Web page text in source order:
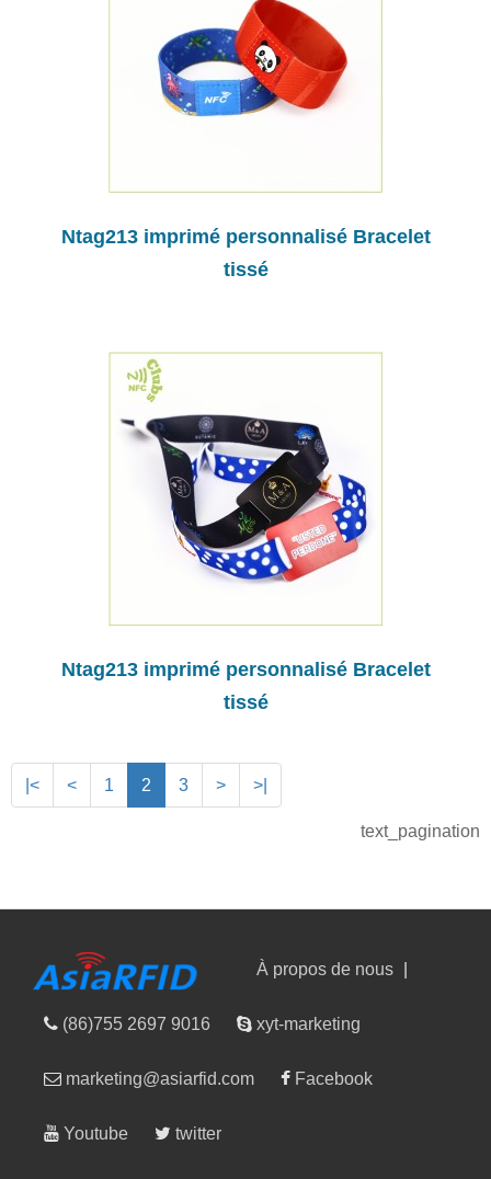
Ntag213 imprimé personnalisé Bracelet
tissé
Ntag213 imprimé personnalisé Bracelet
tissé
|< < 1 2 3 > >|
text_pagination
À propos de nous
(86)755 2697 9016 xyt-marketing
marketing@asiarfid.com Facebook
Youtube twitter